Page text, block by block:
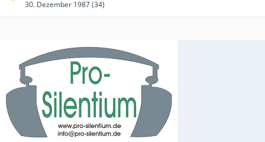
30. Dezember 1987 (34)